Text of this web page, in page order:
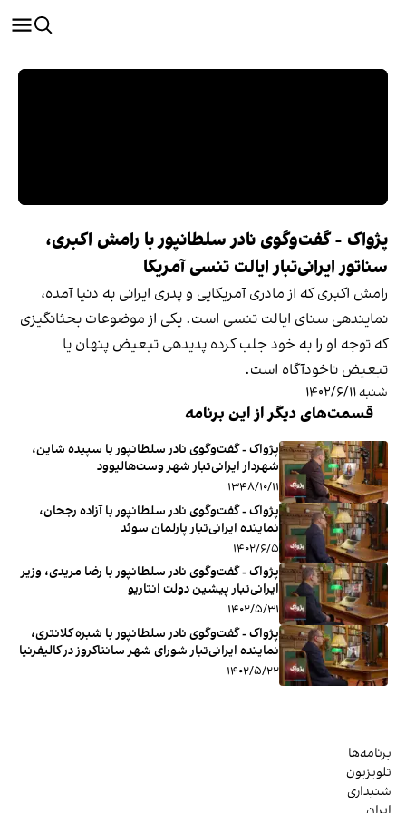
پژواک - گفت‌وگوی نادر سلطانپور با رامش اکبری،
سناتور ایرانی‌تبار ایالت تنسی آمریکا
رامش اکبری که از مادری آمریکایی و پدری ایرانی به دنیا آمده،
نمایندهی سنای ایالت تنسی است. یکی از موضوعات بحثانگیزی
که توجه او را به خود جلب کرده پدیدهی تبعیض پنهان یا
تبعیض ناخودآگاه است.
شنبه ۱۴۰۲/۶/۱۱
قسمت‌های دیگر از این برنامه
پژواک - گفت‌وگوی نادر سلطانپور با سپیده شاین،
شهردار ایرانی‌تبار شهر وست‌هالیوود
۱۳۴۸/۱۰/۱۱
پژواک - گفت‌وگوی نادر سلطانپور با آزاده رجحان،
نماینده ایرانی‌تبار پارلمان سوئد
۱۴۰۲/۶/۵
پژواک - گفت‌وگوی نادر سلطانپور با رضا مریدی، وزیر
ایرانی‌تبار پیشین دولت انتاریو
۱۴۰۲/۵/۳۱
پژواک - گفت‌وگوی نادر سلطانپور با شبره کلانتری،
نماینده ایرانی‌تبار شورای شهر سانتاکروز در کالیفرنیا
۱۴۰۲/۵/۲۲
برنامه‌ها
تلویزیون
شنیداری